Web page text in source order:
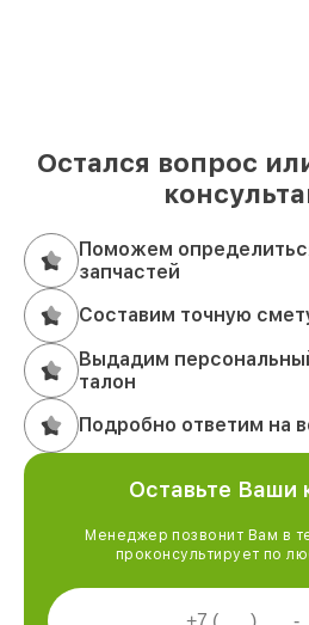
Остался вопрос
Поможем
запчастей
Составим точную
Выдадим
талон
Подробно ответим на
Оставьте Ваши
Менеджер позвонит Вам в
проконсультирует по